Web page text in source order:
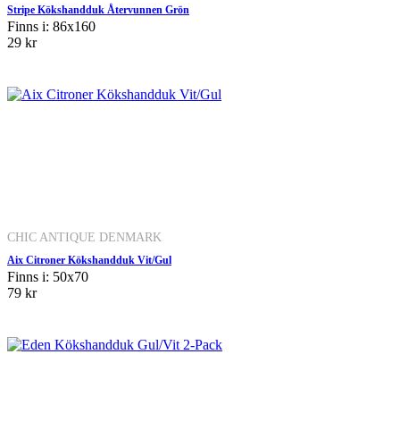
Stripe Kökshandduk Återvunnen Grön
Finns i: 86x160
29 kr
CHIC ANTIQUE DENMARK
Aix Citroner Kökshandduk Vit/Gul
Finns i: 50x70
79 kr